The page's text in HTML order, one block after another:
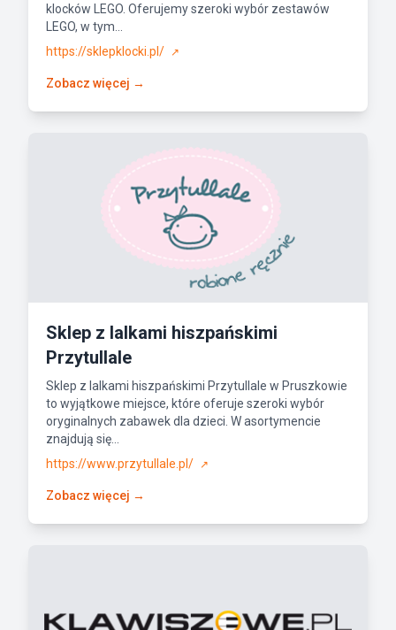
klocków LEGO. Oferujemy szeroki wybór zestawów
LEGO, w tym...
https://sklepklocki.pl/
↗
Zobacz więcej →
Sklep z lalkami hiszpańskimi
Przytullale
Sklep z lalkami hiszpańskimi Przytullale w Pruszkowie
to wyjątkowe miejsce, które oferuje szeroki wybór
oryginalnych zabawek dla dzieci. W asortymencie
znajdują się...
https://www.przytullale.pl/
↗
Zobacz więcej →